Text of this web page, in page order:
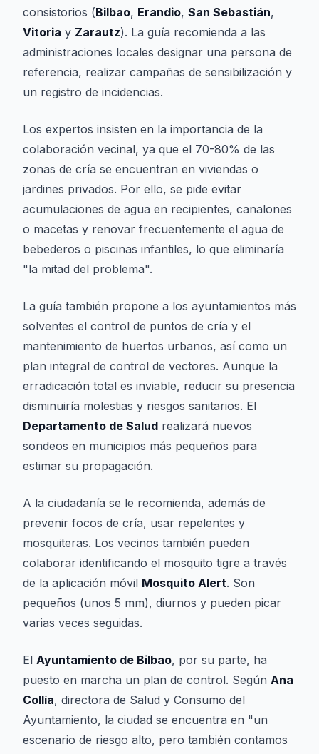
consistorios (Bilbao, Erandio, San Sebastián,
Vitoria y Zarautz). La guía recomienda a las
administraciones locales designar una persona de
referencia, realizar campañas de sensibilización y
un registro de incidencias.
Los expertos insisten en la importancia de la
colaboración vecinal, ya que el 70-80% de las
zonas de cría se encuentran en viviendas o
jardines privados. Por ello, se pide evitar
acumulaciones de agua en recipientes, canalones
o macetas y renovar frecuentemente el agua de
bebederos o piscinas infantiles, lo que eliminaría
"la mitad del problema".
La guía también propone a los ayuntamientos más
solventes el control de puntos de cría y el
mantenimiento de huertos urbanos, así como un
plan integral de control de vectores. Aunque la
erradicación total es inviable, reducir su presencia
disminuiría molestias y riesgos sanitarios. El
Departamento de Salud realizará nuevos
sondeos en municipios más pequeños para
estimar su propagación.
A la ciudadanía se le recomienda, además de
prevenir focos de cría, usar repelentes y
mosquiteras. Los vecinos también pueden
colaborar identificando el mosquito tigre a través
de la aplicación móvil Mosquito Alert. Son
pequeños (unos 5 mm), diurnos y pueden picar
varias veces seguidas.
El Ayuntamiento de Bilbao, por su parte, ha
puesto en marcha un plan de control. Según Ana
Collía, directora de Salud y Consumo del
Ayuntamiento, la ciudad se encuentra en "un
escenario de riesgo alto, pero también contamos